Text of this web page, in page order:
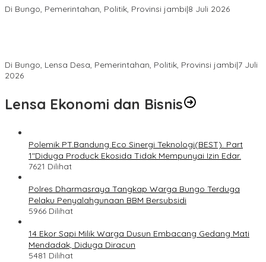
Di Bungo, Pemerintahan, Politik, Provinsi jambi|8 Juli 2026
Di Bungo, Lensa Desa, Pemerintahan, Politik, Provinsi jambi|7 Juli
2026
Lensa Ekonomi dan Bisnis
Polemik PT.Bandung Eco Sinergi Teknologi(BEST). Part
1″Diduga Produck Ekosida Tidak Mempunyai Izin Edar.
7621 Dilihat
Polres Dharmasraya Tangkap Warga Bungo Terduga
Pelaku Penyalahgunaan BBM Bersubsidi
5966 Dilihat
14 Ekor Sapi Milik Warga Dusun Embacang Gedang Mati
Mendadak, Diduga Diracun
5481 Dilihat